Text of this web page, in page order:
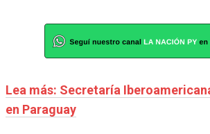
Lea más: Secretaría
en Paraguay